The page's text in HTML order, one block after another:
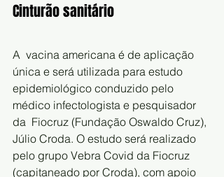
Cinturão sanitário
A  vacina americana é de aplicação
única e será utilizada para estudo
epidemiológico conduzido pelo
médico infectologista e pesquisador
da  Fiocruz (Fundação Oswaldo Cruz),
Júlio Croda. O estudo será realizado
pelo grupo Vebra Covid da Fiocruz
(capitaneado por Croda), com apoio